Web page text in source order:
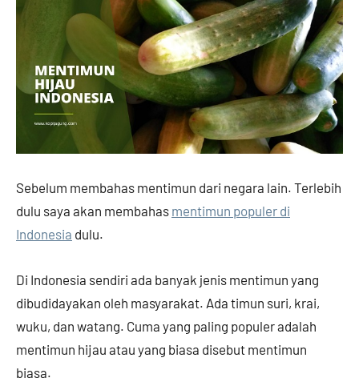
Sebelum membahas mentimun dari negara lain. Terlebih
dulu saya akan membahas mentimun populer di
Indonesia dulu.
Di Indonesia sendiri ada banyak jenis mentimun yang
dibudidayakan oleh masyarakat. Ada timun suri, krai,
wuku, dan watang. Cuma yang paling populer adalah
mentimun hijau atau yang biasa disebut mentimun
biasa.